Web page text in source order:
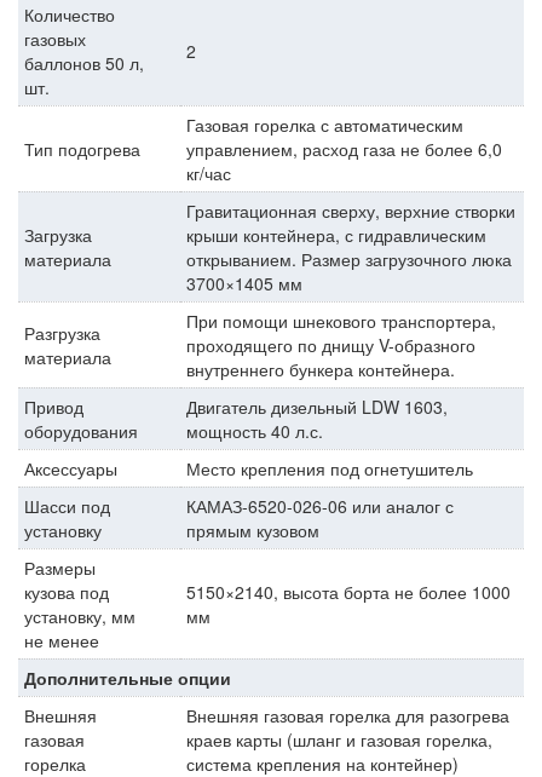
Количество
газовых
баллонов 50 л,
шт.
2
Тип подогрева
Газовая горелка с автоматическим
управлением, расход газа не более 6,0
кг/час
Загрузка
материала
Гравитационная сверху, верхние створки
крыши контейнера, с гидравлическим
открыванием. Размер загрузочного люка
3700×1405 мм
Разгрузка
материала
При помощи шнекового транспортера,
проходящего по днищу V-образного
внутреннего бункера контейнера.
Привод
оборудования
Двигатель дизельный LDW 1603,
мощность 40 л.с.
Аксессуары
Место крепления под огнетушитель
Шасси под
установку
КАМАЗ-6520-026-06 или аналог с
прямым кузовом
Размеры
кузова под
установку, мм
не менее
5150×2140, высота борта не более 1000
мм
Дополнительные опции
Внешняя
газовая
горелка
Внешняя газовая горелка для разогрева
краев карты (шланг и газовая горелка,
система крепления на контейнер)